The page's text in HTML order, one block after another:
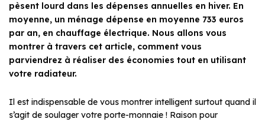
pèsent lourd dans les dépenses annuelles en hiver. En
moyenne, un ménage dépense en moyenne 733 euros
par an, en chauffage électrique. Nous allons vous
montrer à travers cet article, comment vous
parviendrez à réaliser des économies tout en utilisant
votre radiateur.
Il est indispensable de vous montrer intelligent surtout quand il
s’agit de soulager votre porte-monnaie ! Raison pour